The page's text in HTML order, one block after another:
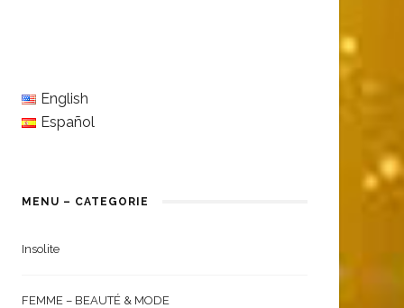
English
Español
MENU – CATEGORIE
Insolite
FEMME – BEAUTÉ & MODE